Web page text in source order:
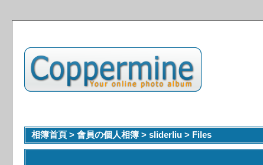
相簿首頁 > 會員の個人相簿 > sliderliu > Files